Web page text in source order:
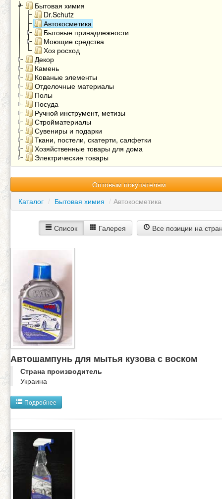
Бытовая химия
Dr.Schutz
Автокосметика
Бытовые принадлежности
Моющие средства
Хоз росход
Декор
Камень
Кованые элементы
Отделочные материалы
Полы
Посуда
Ручной инструмент, метизы
Стройматериалы
Сувениры и подарки
Ткани, постели, скатерти, салфетки
Хозяйственные товары для дома
Электрические товары
Оптовым покупателям
Каталог / Бытовая химия / Автокосметика
Список Галерея Все позиции на
Автошампунь для мытья кузова с воском
Страна производитель
Украина
Подробнее